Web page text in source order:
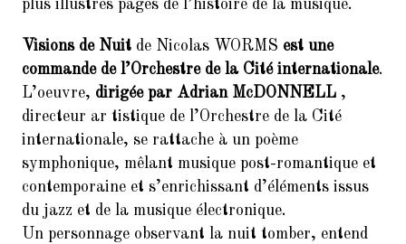
11.
10ème dictée des mots d’or
(vendredi 23 mars 2018, de 18h
à 21h30)
12. Remerciements : Concert du 26
Janvier 2018 en hommage à
Jean Joinet
plus illustres pages de l’histoire de la musique.
Visions de Nuit de Nicolas WORMS est une
commande de l’Orchestre de la Cité internationale.
L’oeuvre, dirigée par Adrian McDONNELL ,
directeur ar tistique de l’Orchestre de la Cité
internationale, se rattache à un poème
symphonique, mêlant musique post-romantique et
contemporaine et s’enrichissant d’éléments issus
du jazz et de la musique électronique.
Un personnage observant la nuit tomber, entend